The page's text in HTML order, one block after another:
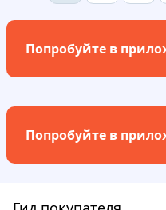
Попробуйте в
Попробуйте в